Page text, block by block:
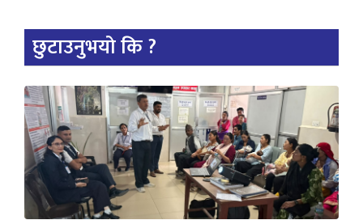
छुटाउनुभयो कि ?